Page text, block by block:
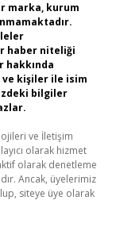
marka, kurum
haber niteliği
hakkında
ve kişiler ile isim
bilgiler
ve İletişim
olarak hizmet
olarak denetleme
Ancak, üyelerimiz
siteye üye olarak